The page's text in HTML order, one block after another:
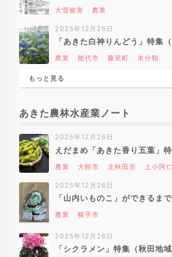
大雪被害 農業
2025年12月26日
「あきた白神りんどう」特集（
農業 能代市 藤里町 未分類
もっと見る
あきた農林水産業ノート
2025年12月26日
えだまめ「あきた香り五葉」
農業 大館市 北秋田市 上小阿
2025年12月26日
「山内いものこ」ができるま
農業 横手市
2025年12月26日
「シクラメン」特集（秋田地域